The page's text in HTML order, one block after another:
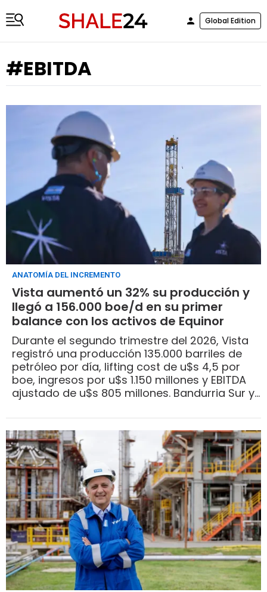
Global Edition
#EBITDA
ANATOMÍA DEL INCREMENTO
Vista aumentó un 32% su producción y
llegó a 156.000 boe/d en su primer
balance con los activos de Equinor
Durante el segundo trimestre del 2026, Vista
registró una producción 135.000 barriles de
petróleo por día, lifting cost de u$s 4,5 por
boe, ingresos por u$s 1.150 millones y EBITDA
ajustado de u$s 805 millones. Bandurria Sur y
financieros desde el 1 de mayo y explican una
porción del salto